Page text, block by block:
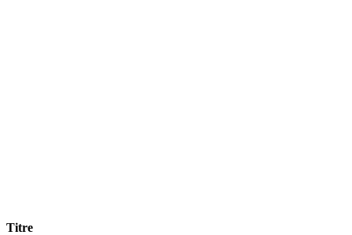
Titre